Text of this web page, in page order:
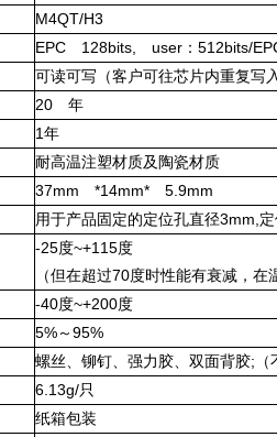
M4QT/H3
EPC 128bits, user：512bits/
可读可写（客户可往芯片内重复写
20 年
1年
耐高温注塑材质及陶瓷材质
37mm *14mm* 5.9mm
用于产品固定的定位孔直径3mm,
-25度~+115度
（但在超过70度时性能有衰减，
-40度~+200度
5%～95%
螺丝、铆钉、强力胶、双面背胶;
6.13g/只
纸箱包装